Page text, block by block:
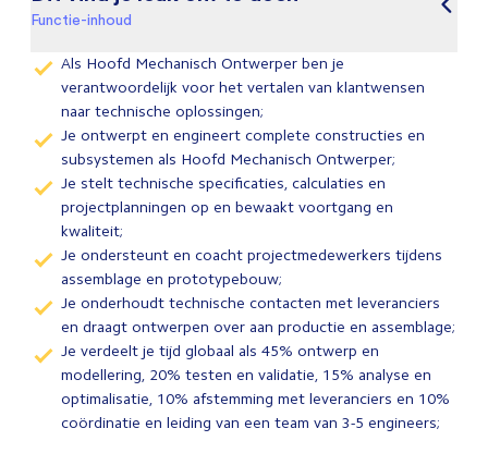
Functie-inhoud
Als Hoofd Mechanisch Ontwerper ben je
verantwoordelijk voor het vertalen van klantwensen
naar technische oplossingen;
Je ontwerpt en engineert complete constructies en
subsystemen als Hoofd Mechanisch Ontwerper;
Je stelt technische specificaties, calculaties en
projectplanningen op en bewaakt voortgang en
kwaliteit;
Je ondersteunt en coacht projectmedewerkers tijdens
assemblage en prototypebouw;
Je onderhoudt technische contacten met leveranciers
en draagt ontwerpen over aan productie en assemblage;
Je verdeelt je tijd globaal als 45% ontwerp en
modellering, 20% testen en validatie, 15% analyse en
optimalisatie, 10% afstemming met leveranciers en 10%
coördinatie en leiding van een team van 3-5 engineers;